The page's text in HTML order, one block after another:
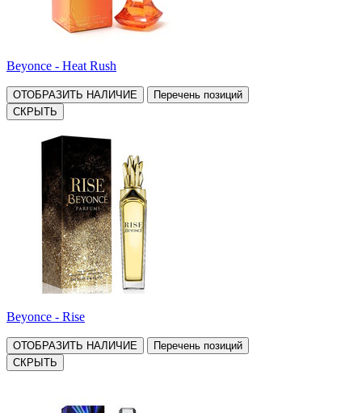
Beyonce - Heat Rush
ОТОБРАЗИТЬ НАЛИЧИЕ
Перечень позиций
СКРЫТЬ
Beyonce - Rise
ОТОБРАЗИТЬ НАЛИЧИЕ
Перечень позиций
СКРЫТЬ